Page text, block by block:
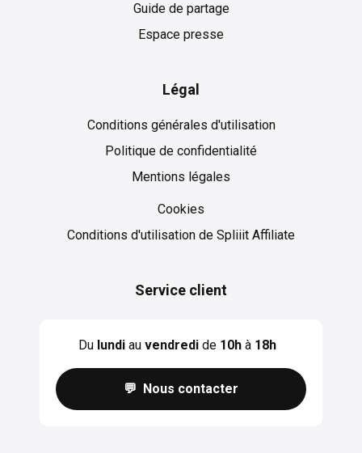
Guide de partage
Espace presse
Légal
Conditions générales d'utilisation
Politique de confidentialité
Mentions légales
Cookies
Cookies
Conditions d'utilisation de Spliiit Affiliate
Service client
Du lundiau vendredide 10hà 18h
💬 Nous contacter